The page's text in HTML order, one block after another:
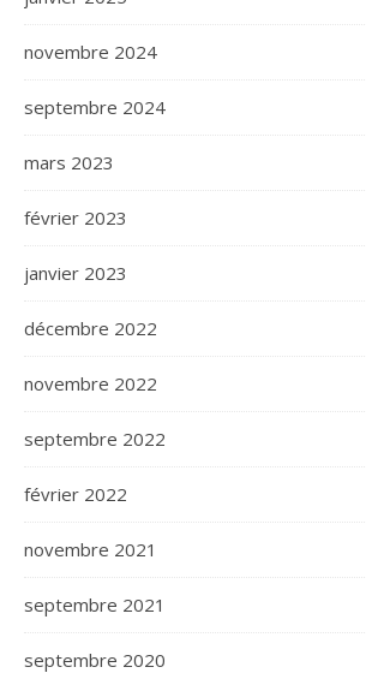
novembre 2024
septembre 2024
mars 2023
février 2023
janvier 2023
décembre 2022
novembre 2022
septembre 2022
février 2022
novembre 2021
septembre 2021
septembre 2020